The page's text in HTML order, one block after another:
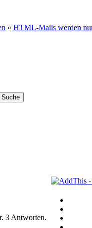
» HTML-Mails werden
Suche
. 3 Antworten.